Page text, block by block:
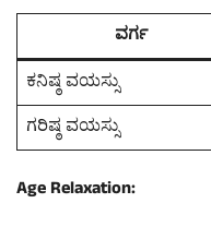
ವರ್ಗ
ಕನಿಷ್ಠ ವಯಸ್ಸು
ಗರಿಷ್ಠ ವಯಸ್ಸು
Age Relaxation: